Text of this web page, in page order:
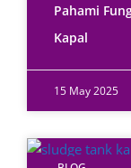
Pahami
Kapal
15 May 2025